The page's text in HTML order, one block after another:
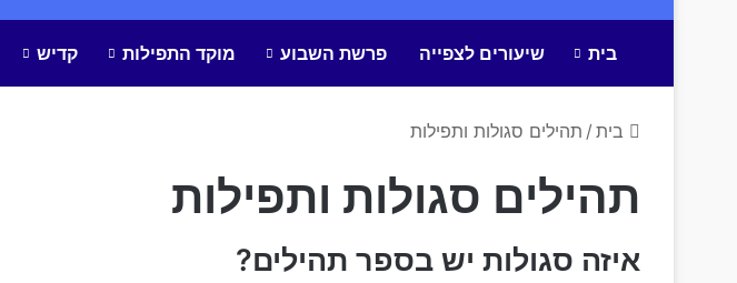
בית שיעורים לצפייה פרשת השבוע מוקד התפילות קדיש
בית / תהילים סגולות ותפילות
תהילים סגולות ותפילות
איזה סגולות יש בספר תהילים?